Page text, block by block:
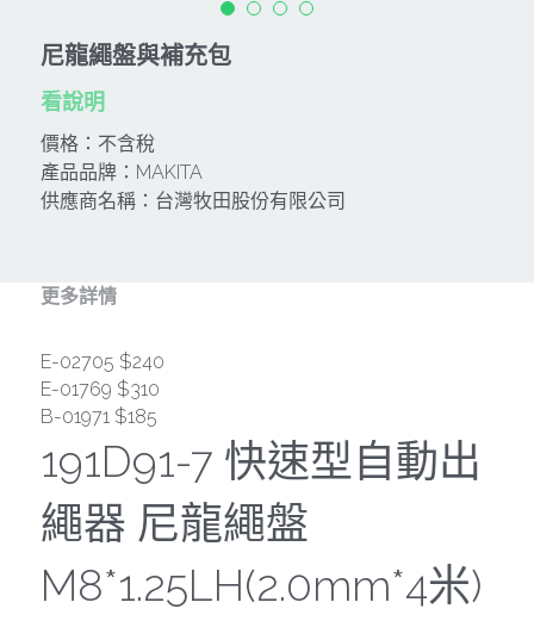
Dewalt 電池、充電器、配件
KingTony KUANI 專業級工具
stanley 電池、充電器
Milwaukee-18
電錶類
木工刀系列
鑽頭類
鋸片類
電瓶充電器
引擎類
MK-POWER
HULK 浩克
其它工具
延長線、電線、電焊線
電焊夾及切斷器
充電器
木工刀系列
尼龍繩盤與補充包
看說明
價格：不含稅
產品品牌：MAKITA
供應商名稱：台灣牧田股份有限公司
更多詳情
E-02705 $240
E-01769 $310
B-01971 $185
191D91-7 快速型自動出
繩器 尼龍繩盤
M8*1.25LH(2.0mm*4米)